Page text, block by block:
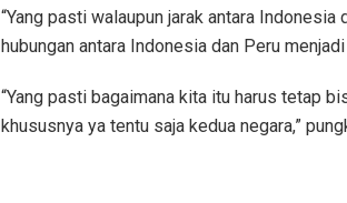
“Yang pasti walaupun jarak antara
hubungan antara Indonesia dan Peru
“Yang pasti bagaimana kita itu harus tetap
khususnya ya tentu saja kedua negara,”